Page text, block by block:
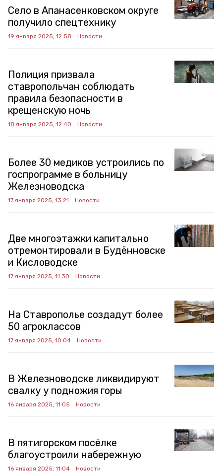
Село в Апанасенковском округе
получило спецтехнику
19 января 2025, 12:58 Новости
Полиция призвала
ставропольчан соблюдать
правила безопасности в
крещенскую ночь
18 января 2025, 12:40 Новости
Более 30 медиков устроились по
госпрограмме в больницу
Железноводска
17 января 2025, 13:21 Новости
Две многоэтажки капитально
отремонтировали в Будённовске
и Кисловодске
17 января 2025, 11:30 Новости
На Ставрополье создадут более
50 агроклассов
17 января 2025, 10:04 Новости
В Железноводске ликвидируют
свалку у подножия горы
16 января 2025, 11:05 Новости
В пятигорском посёлке
благоустроили набережную
16 января 2025, 11:04 Новости